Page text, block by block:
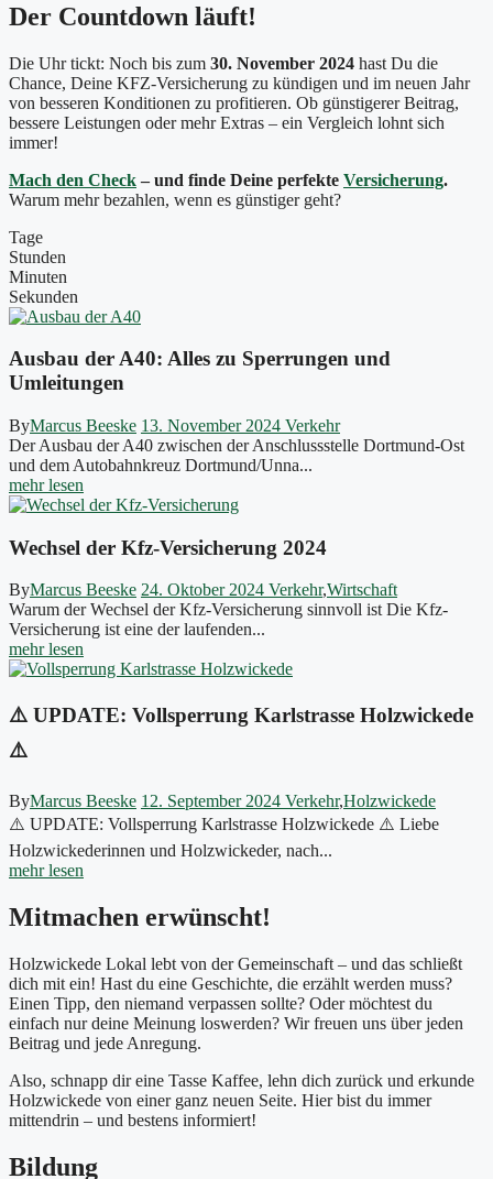
Der Countdown läuft!
Die Uhr tickt: Noch bis zum 30. November 2024 hast Du die
Chance, Deine KFZ-Versicherung zu kündigen und im neuen Jahr
von besseren Konditionen zu profitieren. Ob günstigerer Beitrag,
bessere Leistungen oder mehr Extras – ein Vergleich lohnt sich
immer!
Mach den Check– und finde Deine perfekte Versicherung.
Warum mehr bezahlen, wenn es günstiger geht?
Tage
Stunden
Minuten
Sekunden
Ausbau der A40: Alles zu Sperrungen und
Umleitungen
ByMarcus Beeske 13. November 2024 Verkehr
Der Ausbau der A40 zwischen der Anschlussstelle Dortmund-Ost
und dem Autobahnkreuz Dortmund/Unna...
mehr lesen
Wechsel der Kfz-Versicherung 2024
ByMarcus Beeske 24. Oktober 2024 Verkehr,Wirtschaft
Warum der Wechsel der Kfz-Versicherung sinnvoll ist Die Kfz-
Versicherung ist eine der laufenden...
mehr lesen
⚠️ UPDATE: Vollsperrung Karlstrasse Holzwickede
⚠️
ByMarcus Beeske 12. September 2024 Verkehr,Holzwickede
⚠️ UPDATE: Vollsperrung Karlstrasse Holzwickede ⚠️ Liebe
Holzwickederinnen und Holzwickeder, nach...
mehr lesen
Mitmachen erwünscht!
Holzwickede Lokal lebt von der Gemeinschaft – und das schließt
dich mit ein! Hast du eine Geschichte, die erzählt werden muss?
Einen Tipp, den niemand verpassen sollte? Oder möchtest du
einfach nur deine Meinung loswerden? Wir freuen uns über jeden
Beitrag und jede Anregung.
Also, schnapp dir eine Tasse Kaffee, lehn dich zurück und erkunde
Holzwickede von einer ganz neuen Seite. Hier bist du immer
mittendrin – und bestens informiert!
Bildung